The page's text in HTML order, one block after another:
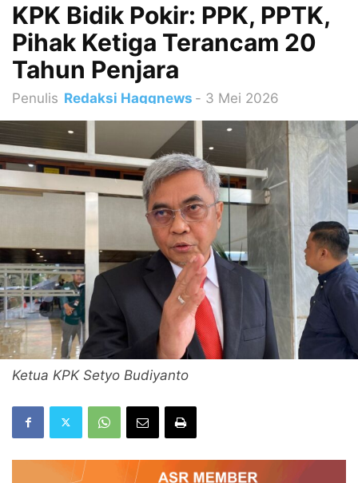
KPK Bidik Pokir: PPK, PPTK,
Pihak Ketiga Terancam 20
Tahun Penjara
Penulis Redaksi Haqqnews - 3 Mei 2026
Ketua KPK Setyo Budiyanto